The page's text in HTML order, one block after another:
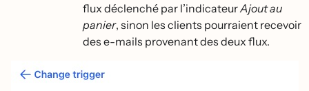
flux déclenché par l’indicateurAjout au
panier, sinon les clients pourraient recevoir
des e-mails provenant des deux flux.